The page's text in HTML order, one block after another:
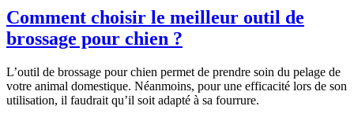
Comment choisir le meilleur outil de
brossage pour chien ?
L’outil de brossage pour chien permet de prendre soin du pelage de
votre animal domestique. Néanmoins, pour une efficacité lors de son
utilisation, il faudrait qu’il soit adapté à sa fourrure.